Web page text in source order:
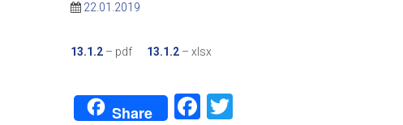
22.01.2019
13.1.2 – pdf 13.1.2 – xlsx
Share Facebook